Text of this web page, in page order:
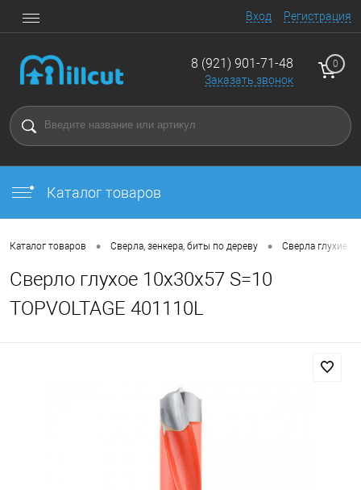
Вход Регистрация
8 (921) 901-71-48
Заказать звонок
0
Каталог товаров
Каталог товаров • Сверла, зенкера, биты по дереву • Сверла глухие
Сверло глухое 10x30x57 S=10
TOPVOLTAGE 401110L